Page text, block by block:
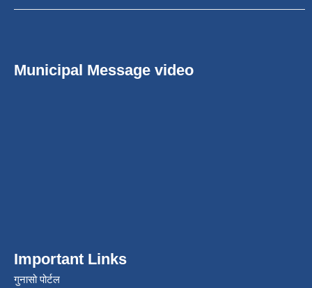
Municipal Message video
Important Links
गुनासो पोर्टल